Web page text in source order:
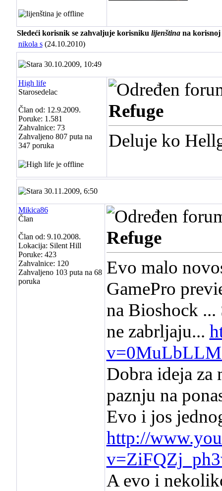
Sledeći korisnik se zahvaljuje korisniku lijenštinana korisnoj
nikola s(24.10.2010)
30.10.2009, 10:49
High life
Starosedelac
Član od: 12.9.2009.
Poruke: 1.581
Zahvalnice: 73
Zahvaljeno 807 puta na
347 poruka
Refuge
Deluje ko
30.11.2009, 6:50
Mikica86
Član
Član od: 9.10.2008.
Lokacija: Silent Hill
Poruke: 423
Zahvalnice: 120
Zahvaljeno 103 puta na 68
poruka
Refuge
Evo malo
GamePro
na Bioshock ...
ne zabrljaju...
Dobra ideja za
paznju na
Evo i jos
http://
A evo i